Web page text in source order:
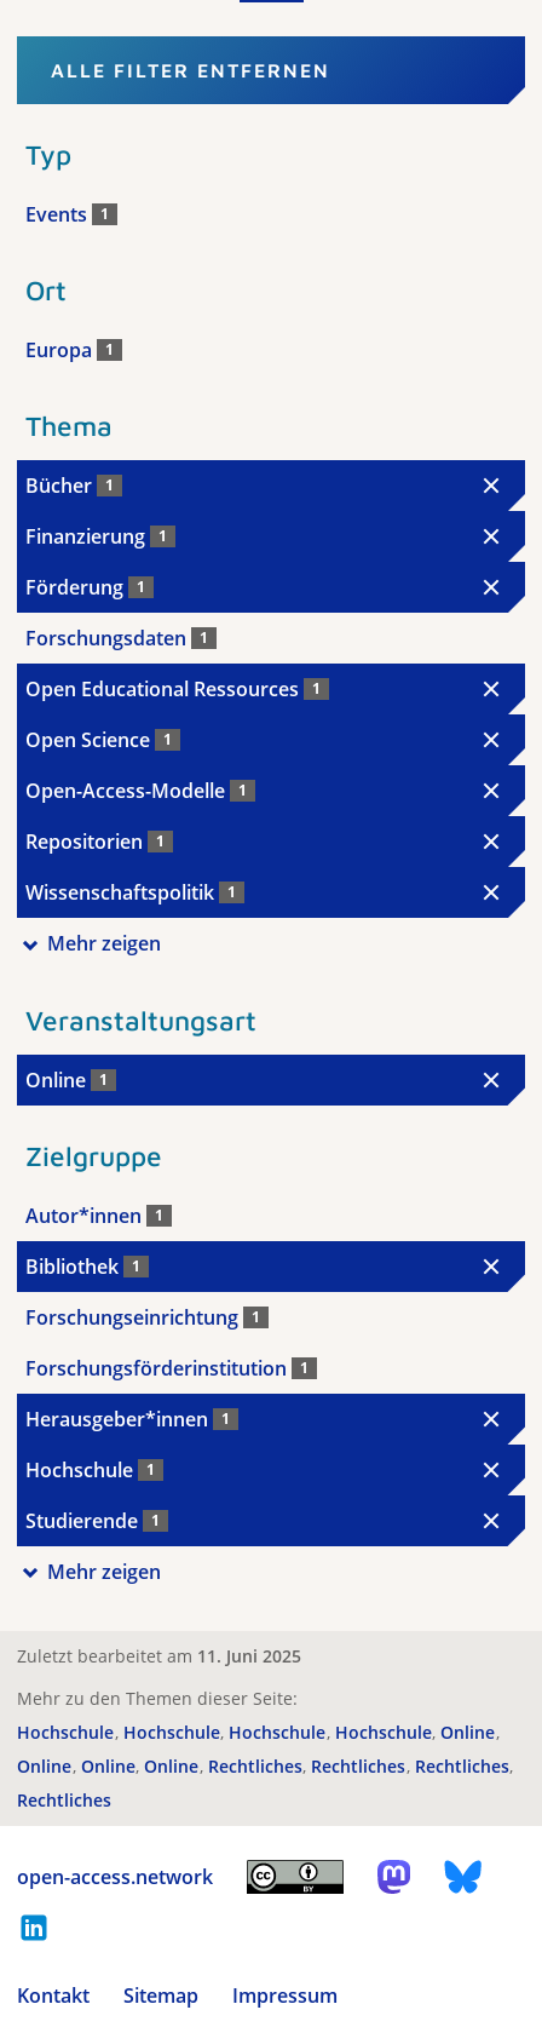
ALLE FILTER ENTFERNEN
Typ
Events 1
Ort
Europa 1
Thema
Bücher 1
Finanzierung 1
Förderung 1
Forschungsdaten 1
Open Educational Ressources 1
Open Science 1
Open-Access-Modelle 1
Repositorien 1
Wissenschaftspolitik 1
Mehr zeigen
Veranstaltungsart
Online 1
Zielgruppe
Autor*innen 1
Bibliothek 1
Forschungseinrichtung 1
Forschungsförderinstitution 1
Herausgeber*innen 1
Hochschule 1
Studierende 1
Mehr zeigen
Zuletzt bearbeitet am 11. Juni 2025
Mehr zu den Themen dieser Seite:
Hochschule Hochschule Hochschule Hochschule Online
Online Online Online Rechtliches Rechtliches Rechtliches
Rechtliches
open-access.network
Kontakt Sitemap
Impressum